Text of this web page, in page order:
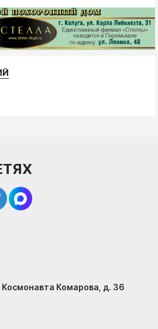
Космонавта Комарова, д. 36